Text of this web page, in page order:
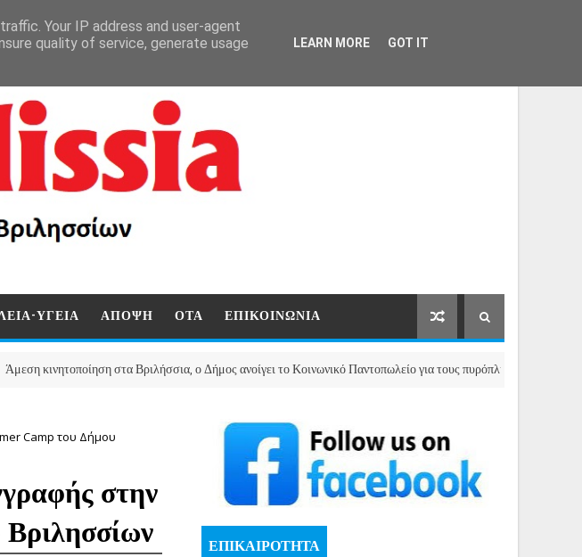
ΥΓΕΙΑ ΑΠΟΨΗ ΟΤΑ ΕΠΙΚΟΙΝΩΝΙΑ
στα Βριλήσσια, ο Δήμος ανοίγει το Κοινωνικό Παντοπωλείο για τους πυρόπληκτους της Μάνδρας
Camp του Δήμου
στην
ΕΠΙΚΑΙΡΟΤΗΤΑ
Your IP address and user-agent
quality of service, generate usage
LEARN MORE GOT IT